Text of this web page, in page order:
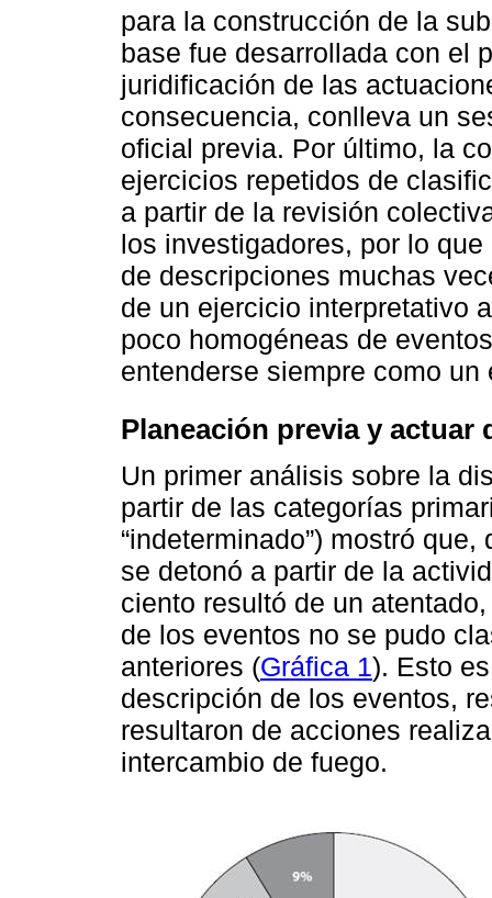
para la construcción de la
base fue desarrollada con el
juridificación de las
consecuencia, conlleva un
oficial previa. Por último, la
ejercicios repetidos de
a partir de la revisión
los investigadores, por lo
de descripciones muchas
de un ejercicio interpretativo
poco homogéneas de
entenderse siempre como
Planeación previa y actuar
Un primer análisis sobre la
partir de las categorías
“indeterminado”) mostró
se detonó a partir de la
ciento resultó de un
de los eventos no se pudo
anteriores (Gráfica 1). Esto
descripción de los eventos,
resultaron de acciones
intercambio de fuego.